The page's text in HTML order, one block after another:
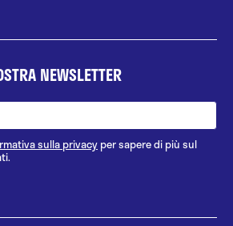
NEWSLETTER
sulla privacyper sapere di più sul